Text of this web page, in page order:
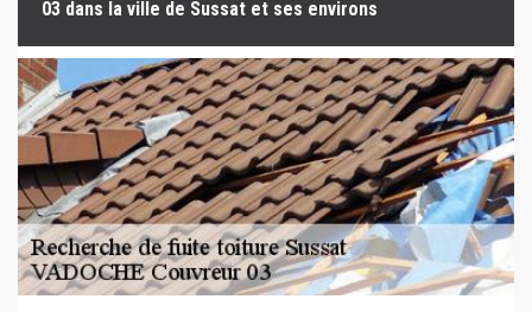
03 dans la ville de Sussat et ses environs